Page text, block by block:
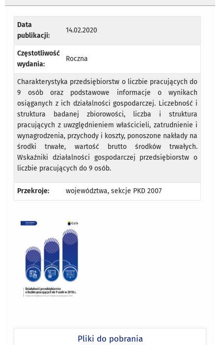
Data
publikacji:
14.02.2020
Częstotliwość
wydania:
Roczna
Charakterystyka przedsiębiorstw o liczbie pracujących do
9 osób oraz podstawowe informacje o wynikach
osiąganych z ich działalności gospodarczej. Liczebność i
struktura badanej zbiorowości, liczba i struktura
pracujących z uwzględnieniem właścicieli, zatrudnienie i
wynagrodzenia, przychody i koszty, ponoszone nakłady na
środki trwałe, wartość brutto środków trwałych.
Wskaźniki działalności gospodarczej przedsiębiorstw o
liczbie pracujących do 9 osób.
Przekroje: województwa, sekcje PKD 2007
Pliki do pobrania